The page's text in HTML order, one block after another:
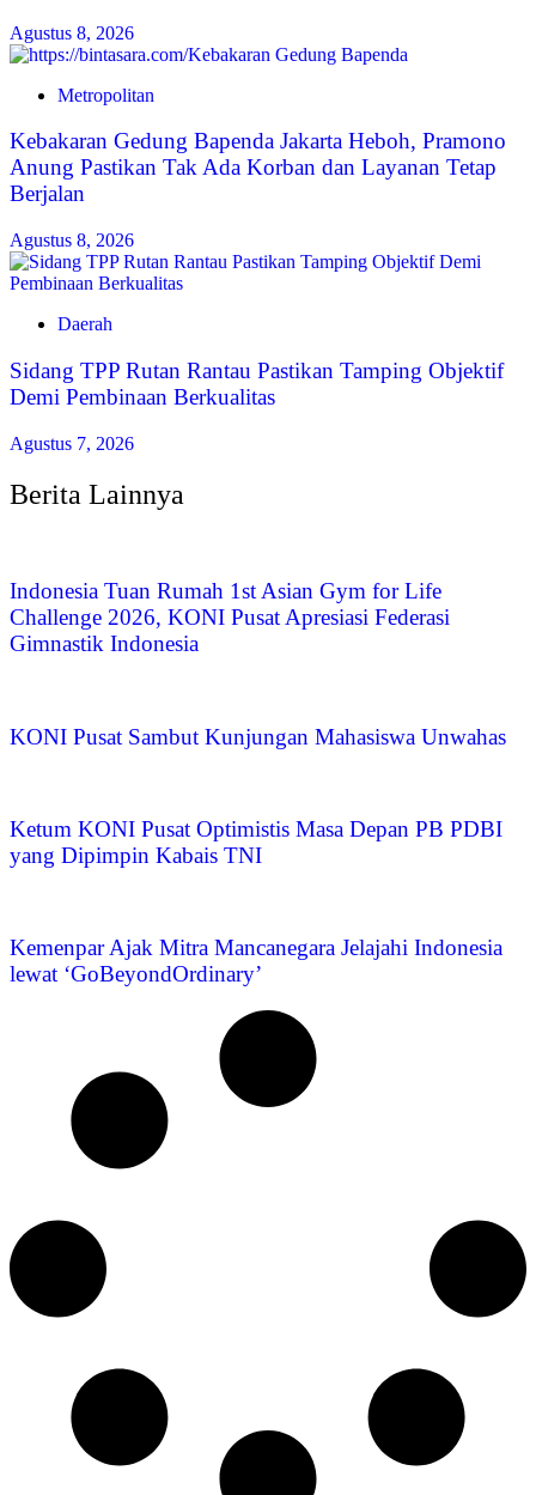
Agustus 8, 2026
Metropolitan
Kebakaran Gedung Bapenda Jakarta Heboh, Pramono
Anung Pastikan Tak Ada Korban dan Layanan Tetap
Berjalan
Agustus 8, 2026
Daerah
Sidang TPP Rutan Rantau Pastikan Tamping Objektif
Demi Pembinaan Berkualitas
Agustus 7, 2026
Berita Lainnya
Indonesia Tuan Rumah 1st Asian Gym for Life
Challenge 2026, KONI Pusat Apresiasi Federasi
Gimnastik Indonesia
KONI Pusat Sambut Kunjungan Mahasiswa Unwahas
Ketum KONI Pusat Optimistis Masa Depan PB PDBI
yang Dipimpin Kabais TNI
Kemenpar Ajak Mitra Mancanegara Jelajahi Indonesia
lewat ‘GoBeyondOrdinary’